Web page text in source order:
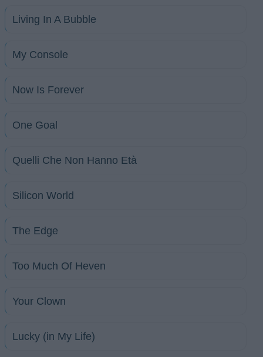
Living In A Bubble
My Console
Now Is Forever
One Goal
Quelli Che Non Hanno Età
Silicon World
The Edge
Too Much Of Heven
Your Clown
Lucky (in My Life)